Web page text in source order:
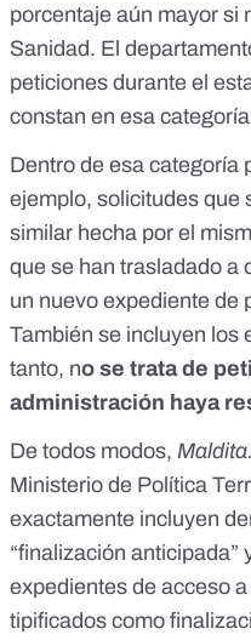
porcentaje aún mayor si
Sanidad. El
peticiones durante el
constan en esa
Dentro de esa categoría
ejemplo, solicitudes que
similar hecha por el
que se han trasladado a
un nuevo expediente de
También se incluyen los
tanto, no se trata de
administración haya
De todos modos,
Ministerio de Política
exactamente incluyen
“finalización anticipada”
expedientes de acceso
tipificados como